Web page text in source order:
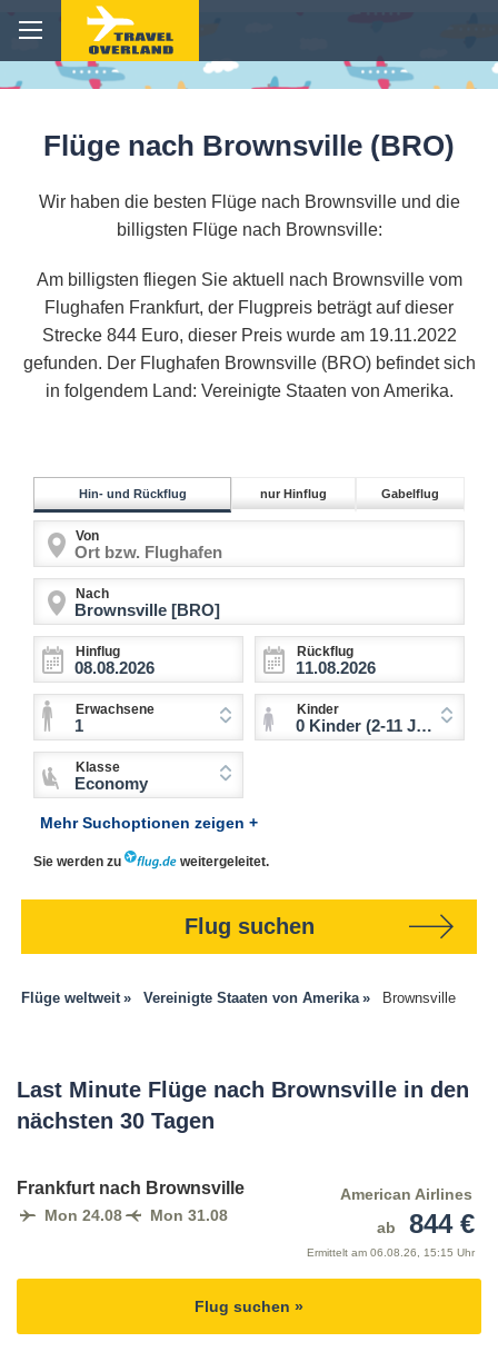
Flüge nach Brownsville (BRO)
Wir haben die besten Flüge nach Brownsville und die
billigsten Flüge nach Brownsville:
Am billigsten fliegen Sie aktuell nach Brownsville vom
Flughafen Frankfurt, der Flugpreis beträgt auf dieser
Strecke 844 Euro, dieser Preis wurde am 19.11.2022
gefunden. Der Flughafen Brownsville (BRO) befindet sich
in folgendem Land: Vereinigte Staaten von Amerika.
Hin- und Rückflug nur Hinflug Gabelflug
Von
Nach
Hinflug Rückflug
Erwachsene
1
Kinder
0 Kinder (2-11 Jahre)
Klasse
Economy
Mehr Suchoptionen zeigen +
Sie werden zu weitergeleitet.
Flug suchen
Flüge weltweit Vereinigte Staaten von Amerika Brownsville
Last Minute Flüge nach Brownsville in den
nächsten 30 Tagen
Frankfurt nach Brownsville
Mon 24.08 Mon 31.08
American Airlines
ab
844 €
Ermittelt am 06.08.26, 15:15 Uhr
Flug suchen »